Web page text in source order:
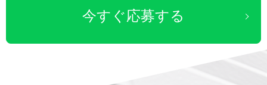
今すぐ応募する